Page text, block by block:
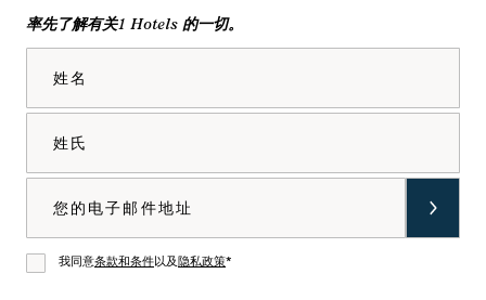
我们的故事
可持续性
新闻
率先了解有关1 Hotels 的一切。
同意
我同意条款和条件以及 隐私政策*